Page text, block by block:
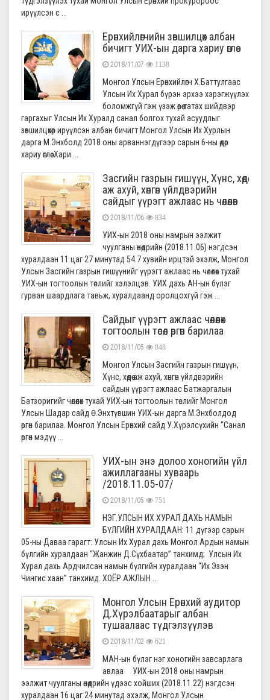
ирүүлсэн с ...
Ерөнхийлөгчийн зөвшилцөх албан
бичигт УИХ-ын дарга хариу өглөө
2018/11/07 1138
Монгол Улсын Ерөнхийлөгч Х.Баттулгаас
Улсын Их Хурал бүрэн эрхээ хэрэгжүүлэх
боломжгүй гэж үзэж өөрөө татах шийдвэр
гаргахыг Улсын Их Хуралд санал болгох тухай асуудлыг
зөвшилцөхөөр ирүүлсэн албан бичигт Монгол Улсын Их Хурлын
дарга М.Энхболд 2018 оны арваннэгдүгээр сарын 6-ны өдөр
хариу өглөө. Хари ...
Засгийн газрын гишүүн, Хүнс, хөдөө
аж ахуй, хөнгөн үйлдвэрийн
сайдыг үүрэгт ажлаас нь чөлөөлөв
2018/11/06 834
УИХ-ын 2018 оны намрын ээлжит
чуулганы өнөөдрийн (2018.11.06) нэгдсэн
хуралдаан 11 цаг 27 минутад 54.7 хувийн ирцтэй эхэлж, Монгол
Улсын Засгийн газрын гишүүнийг үүрэгт ажлаас нь чөлөөлөх тухай
УИХ-ын тогтоолын төслийг хэлэлцэв. УИХ дахь АН-ын бүлэг
гурван шаардлага тавьж, хуралдаанд оролцохгүй гэж ...
Сайдыг үүрэгт ажлаас чөлөөлөх
тогтоолын төсөл өргөн барилаа
2018/11/05 848
Монгол Улсын Засгийн газрын гишүүн,
Хүнс, хөдөө аж ахуй, хөнгөн үйлдвэрийн
сайдын үүрэгт ажлаас Батжаргалын
Батзоригийг чөлөөлөх тухай УИХ-ын тогтоолын төслийг Монгол
Улсын Шадар сайд Ө.Энхтүвшин УИХ-ын дарга М.Энхболдод
өргөн барилаа. Монгол Улсын Ерөнхий сайд У.Хүрэлсүхийн “Санал
өргөн мэдүү ...
УИХ-ын энэ долоо хоногийн үйл
ажиллагааны хуваарь
/2018.11.05-07/
2018/11/05 751
НЭГ.УЛСЫН ИХ ХУРАЛ ДАХЬ НАМЫН
БҮЛГИЙН ХУРАЛДААН: 11 дүгээр сарын
05-ны Даваа гарагт: Улсын Их Хурал дахь Монгол Ардын намын
бүлгийн хуралдаан “Жанжин Д.Сүхбаатар” танхимд; Улсын Их
Хурал дахь Ардчилсан намын бүлгийн хуралдаан “Их Эзэн
Чингис хаан” танхимд. ХОЁР.АЖЛЫН ...
Монгол Улсын Ерөнхий аудитор
Д.Хүрэлбаатарыг албан
тушаалаас түдгэлзүүлэв
2018/11/02 621
МАН-ын бүлэг нэг хоногийн завсарлага
авлаа УИХ-ын 2018 оны намрын
ээлжит чуулганы өнөөдрийн үдээс хойших (2018.11.22) нэгдсэн
хуралдаан 16 цаг 24 минутад эхэлж, Монгол Улсын